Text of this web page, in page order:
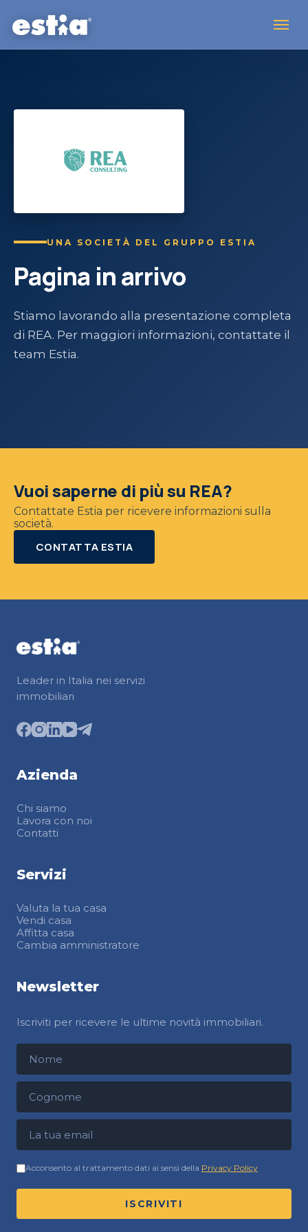
UNA SOCIETÀ DEL GRUPPO ESTIA
Pagina in arrivo
Stiamo lavorando alla presentazione completa
di REA. Per maggiori informazioni, contattate il
team Estia.
Vuoi saperne di più su REA?
Contattate Estia per ricevere informazioni sulla
società.
CONTATTA ESTIA
Leader in Italia nei servizi
immobiliari
Azienda
Chi siamo
Lavora con noi
Contatti
Servizi
Valuta la tua casa
Vendi casa
Affitta casa
Cambia amministratore
Newsletter
Iscriviti per ricevere le ultime novità immobiliari.
Nome
Cognome
Indirizzo email
Acconsento al trattamento dati ai sensi della Privacy Policy
ISCRIVITI